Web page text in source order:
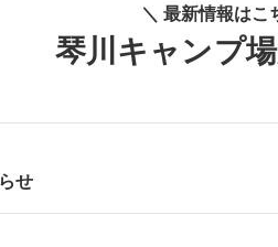
＼ 最新情報はこ
琴川キャンプ
せ